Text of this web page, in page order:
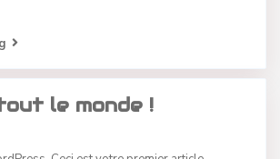
le monde !